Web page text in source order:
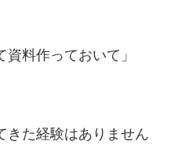
資料作っておいて」
きた経験はありません